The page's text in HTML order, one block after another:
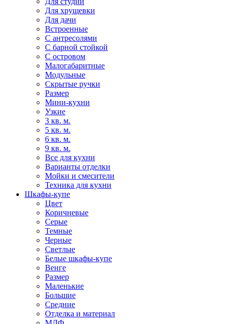
Для хрущевки
Для дачи
Встроенные
С антресолями
С барной стойкой
С островом
Малогабаритные
Модульные
Скрытые ручки
Размер
Мини-кухни
Узкие
3 кв. м.
5 кв. м.
6 кв. м.
9 кв. м.
Все для кухни
Варианты отделки
Мойки и смесители
Техника для кухни
Шкафы-купе
Цвет
Коричневые
Серые
Темные
Черные
Светлые
Белые шкафы-купе
Венге
Размер
Маленькие
Большие
Средние
Отделка и материал